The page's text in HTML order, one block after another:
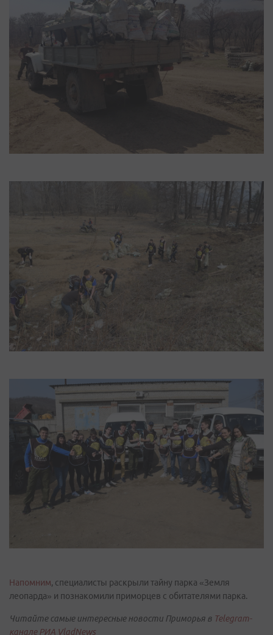
Напомним, специалисты раскрыли тайну парка «Земля
леопарда» и познакомили приморцев с обитателями парка.
Читайте самые интересные новости Приморья в Telegram-
канале РИА VladNews